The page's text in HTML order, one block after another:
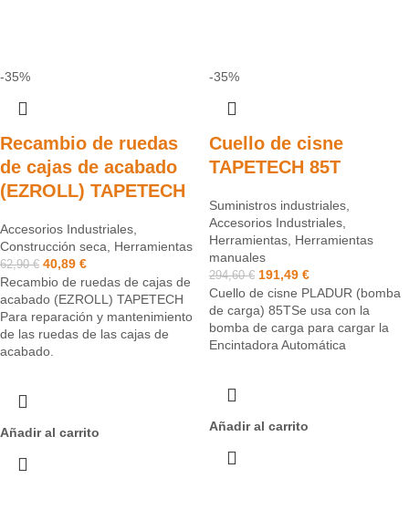
-35%
Recambio de ruedas
de cajas de acabado
(EZROLL) TAPETECH
Accesorios Industriales
Construcción seca
Herramientas
62,90€ 40,89 €
Recambio de ruedas de cajas de
acabado (EZROLL) TAPETECH
Para reparación y mantenimiento
de las ruedas de las cajas de
acabado.
Añadir al carrito
-35%
Cuello de cisne
TAPETECH 85T
Suministros industriales
Accesorios Industriales
Herramientas Herramientas
manuales
294,60€ 191,49 €
Cuello de cisne PLADUR (bomba
de carga) 85TSe usa con la
bomba de carga para cargar la
Encintadora Automática
Añadir al carrito